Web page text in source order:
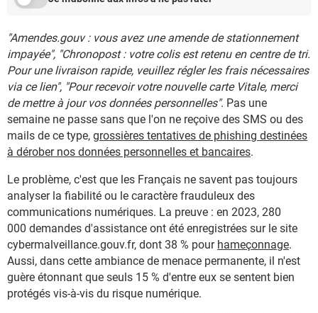
"Amendes.gouv : vous avez une amende de stationnement
impayée", "Chronopost : votre colis est retenu en centre de tri.
Pour une livraison rapide, veuillez régler les frais nécessaires
via ce lien", "Pour recevoir votre nouvelle carte Vitale, merci
de mettre à jour vos données personnelles". Pas une
semaine ne passe sans que l'on ne reçoive des SMS ou des
mails de ce type, grossières tentatives de phishing destinées
à dérober nos données personnelles et bancaires.
Le problème, c'est que les Français ne savent pas toujours
analyser la fiabilité ou le caractère frauduleux des
communications numériques. La preuve : en 2023, 280
000 demandes d'assistance ont été enregistrées sur le site
cybermalveillance.gouv.fr, dont 38 % pour hameçonnage.
Aussi, dans cette ambiance de menace permanente, il n'est
guère étonnant que seuls 15 % d'entre eux se sentent bien
protégés vis-à-vis du risque numérique.